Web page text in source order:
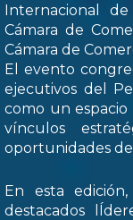
Internacional
Cámara de
Cámara de
El evento
ejecutivos del
como un
vínculos
oportunidades
En esta
destacados